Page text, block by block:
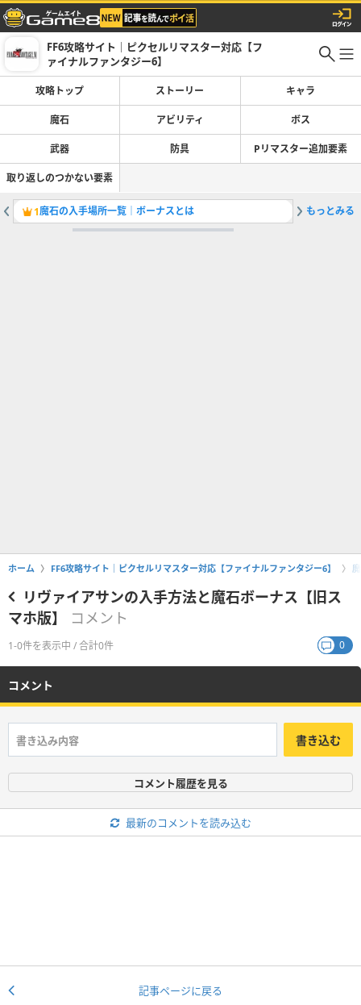
FF6攻略サイト｜ピクセルリマスター対応【フ
ァイナルファンタジー6】
攻略トップ ストーリー キャラ
魔石 アビリティ ボス
武器 防具 Pリマスター追加要素
取り返しのつかない要素
1魔石の入手場所一覧｜ボーナスとは 2ラグナ
もっとみる
ホーム FF6攻略サイト｜ピクセルリマスター対応【ファイナルファンタジー6】
リヴァイアサンの入手方法と魔石ボーナス【旧ス
マホ版】
コメント
1-0件を表示中 / 合計0件 0
コメント
書き込む
コメント履歴を見る
最新のコメントを読み込む
記事ページに戻る